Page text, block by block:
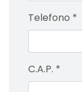
Telefono *
C.A.P. *